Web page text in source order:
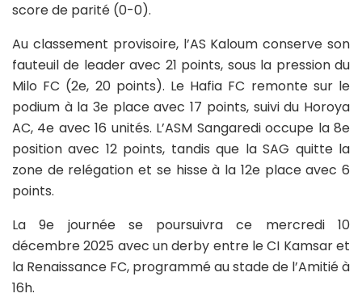
score de parité (0-0).
Au classement provisoire, l’AS Kaloum conserve son
fauteuil de leader avec 21 points, sous la pression du
Milo FC (2e, 20 points). Le Hafia FC remonte sur le
podium à la 3e place avec 17 points, suivi du Horoya
AC, 4e avec 16 unités. L’ASM Sangaredi occupe la 8e
position avec 12 points, tandis que la SAG quitte la
zone de relégation et se hisse à la 12e place avec 6
points.
La 9e journée se poursuivra ce mercredi 10
décembre 2025 avec un derby entre le CI Kamsar et
la Renaissance FC, programmé au stade de l’Amitié à
16h.